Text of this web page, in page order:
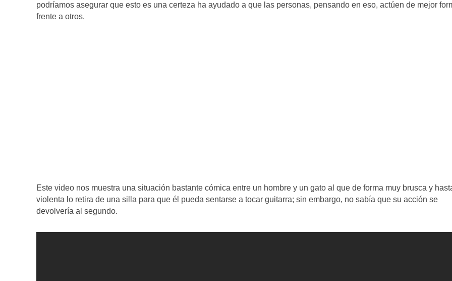
podríamos asegurar que esto es una certeza ha ayudado a que las personas, pensando en eso, actúen de mejor
frente a otros.
Este video nos muestra una situación bastante cómica entre un hombre y un gato al que de forma muy brusca y
violenta lo retira de una silla para que él pueda sentarse a tocar guitarra; sin embargo, no sabía que su acción se
devolvería al segundo.